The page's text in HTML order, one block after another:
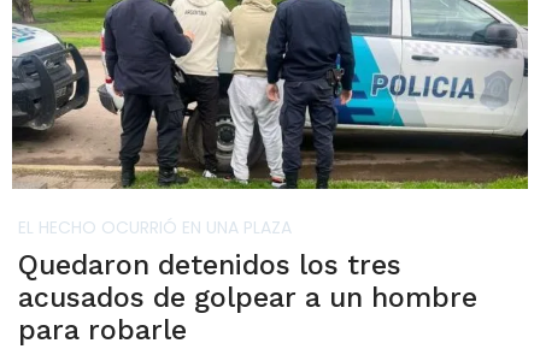
EL HECHO OCURRIÓ EN UNA PLAZA
Quedaron detenidos los tres
acusados de golpear a un hombre
para robarle